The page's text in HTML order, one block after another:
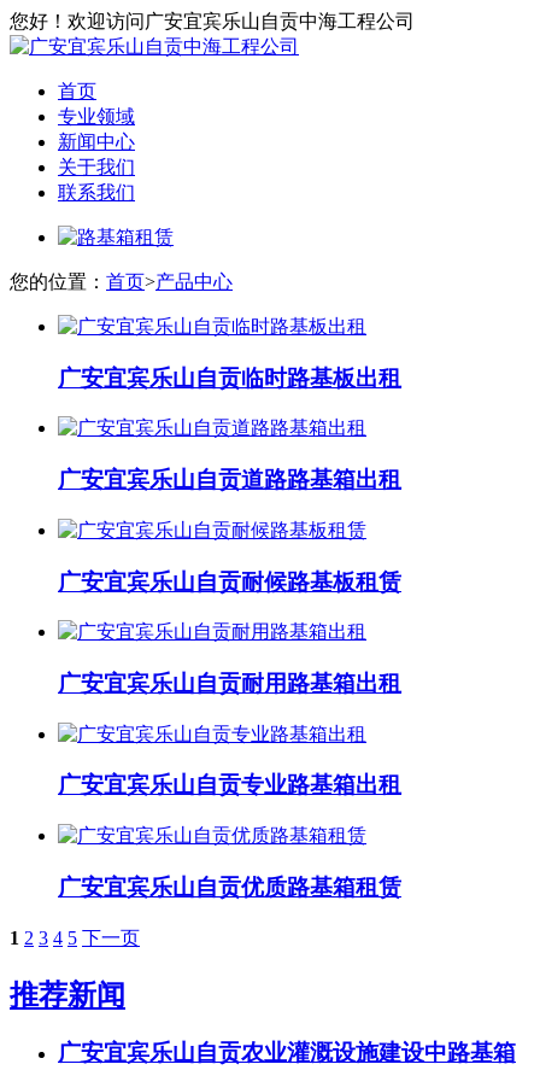
您好！欢迎访问广安宜宾乐山自贡中海工程公司
首页
专业领域
新闻中心
关于我们
联系我们
您的位置： 首页>产品中心
广安宜宾乐山自贡临时路基板出租
广安宜宾乐山自贡道路路基箱出租
广安宜宾乐山自贡耐候路基板租赁
广安宜宾乐山自贡耐用路基箱出租
广安宜宾乐山自贡专业路基箱出租
广安宜宾乐山自贡优质路基箱租赁
1 2 3 4 5 下一页
推荐新闻
广安宜宾乐山自贡农业灌溉设施建设中路基箱